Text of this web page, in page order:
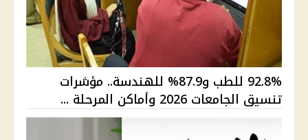
92.8% للطب و87.9% للهندسة.. مؤشرات
تنسيق الجامعات 2026 وأماكن المرحلة ...